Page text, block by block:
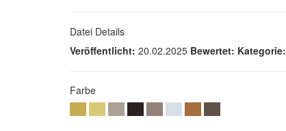
Datei Details
Veröffentlicht: 20.02.2025 Bewertet: Kategorie:
Farbe